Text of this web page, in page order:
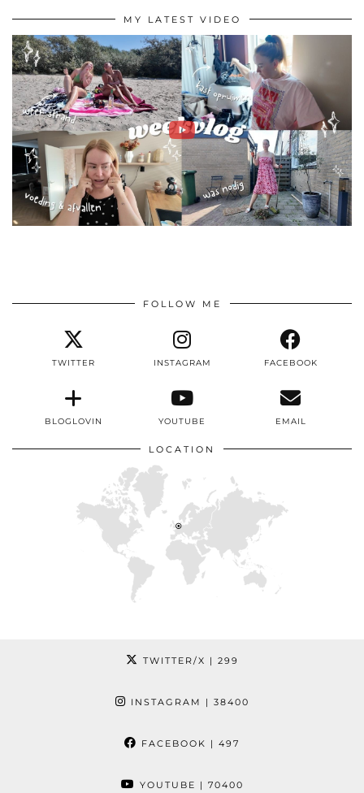
MY LATEST VIDEO
FOLLOW ME
TWITTER INSTAGRAM FACEBOOK
BLOGLOVIN YOUTUBE EMAIL
LOCATION
TWITTER/X | 299
INSTAGRAM | 38400
FACEBOOK | 497
YOUTUBE | 70400